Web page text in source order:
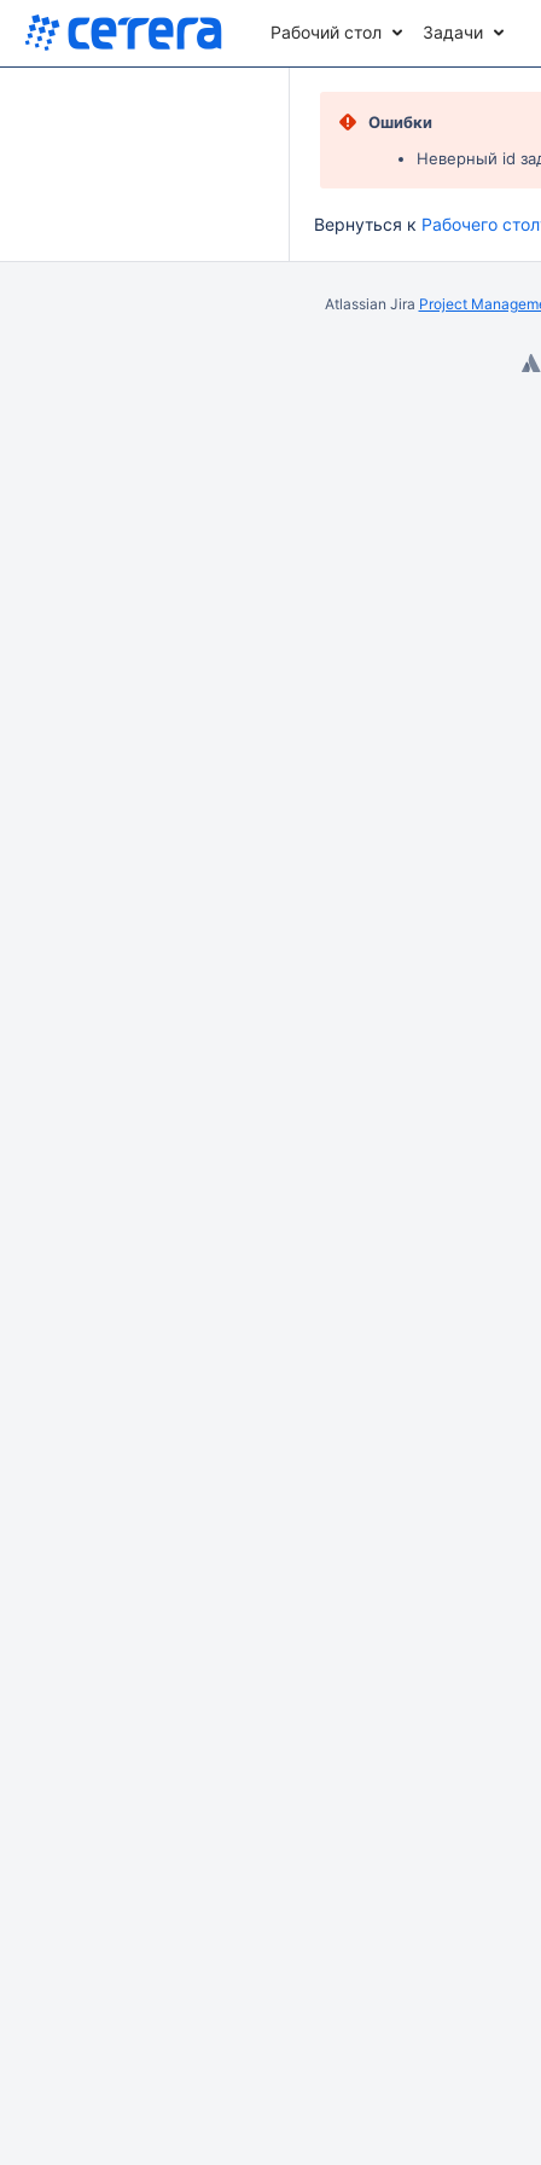
Рабочий стол Задачи
Ошибки
Неверный id
Вернуться к Рабочего
Atlassian Jira Project